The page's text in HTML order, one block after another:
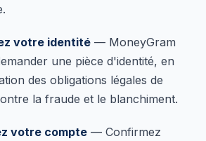
votre identité — MoneyGram
une pièce d'identité, en
des obligations légales de
la fraude et le blanchiment.
votre compte — Confirmez